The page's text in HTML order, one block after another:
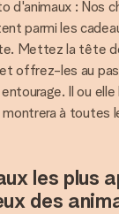
d'animaux : Nos
parmi les
Mettez la tête
offrez-les au
Il ou
montrera à toutes
les plus
des